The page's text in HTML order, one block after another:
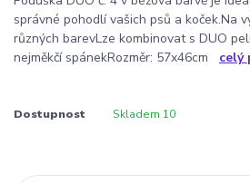
správné pohodlí vašich psů a koček.Na
různých barevLze kombinovat s DUO
nejměkčí spánekRozměr: 57x46cm celý
Dostupnost Skladem 10